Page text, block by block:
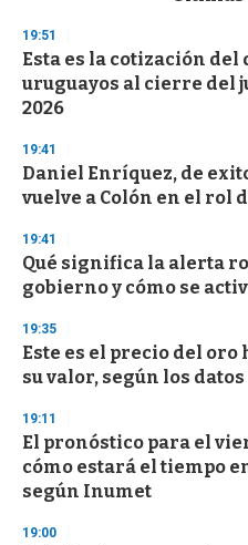
d
s
o
f
3
s
e
c
o
d
s
19:51
Esta es la cotización del
uruguayos al cierre del
2026
19:41
Daniel Enríquez, de
vuelve a Colón en el rol
19:41
Qué significa la alerta
gobierno y cómo se
19:35
Este es el precio del oro
su valor, según los datos
19:11
El pronóstico para el
cómo estará el tiempo
según Inumet
19:00